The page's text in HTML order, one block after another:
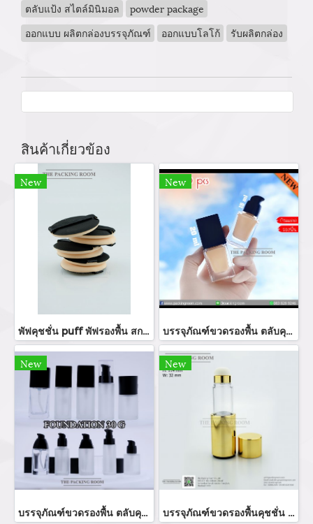
ตลับแป้ง สไตล์มินิมอล
powder package
ออกแบบ ผลิตกล่องบรรจุภัณฑ์
ออกแบบโลโก้ รับผลิตกล่อง
สินค้าเกี่ยวข้อง
New
พัฟคุชชั่น puff พัฟรองพื้น สกรีนโลโก้พัฟแป้ง ร้านขายบรรจุภัณฑ์ จำหน่ายบรรจุภัณฑ์เครื่องสำอางทุกประเภท
New
บรรจุภัณฑ์ขวดรองพื้น ตลับคุชชั่น ขวดรองพื้น foundation bootle/ cushion tube บรรจุภัณฑ์แก้ว Glass tube จำหน่ายบรรจุภัณฑ์เครื่องสำอางทุกประเภท
New
บรรจุภัณฑ์ขวดรองพื้น ตลับคุชชั่น ขายส่งขวดรองพื้น foundation bootle/ cushion tube บรรจุภัณฑ์แก้ว Glass tube จำหน่ายบรรจุภัณฑ์เครื่องสำอางทุกประเภท
New
บรรจุภัณฑ์ขวดรองพื้นคุชชั่น foundation bootle/ cushion tube จำหน่ายบรรจุภัณฑ์เครื่องสำอางทุกประเภท